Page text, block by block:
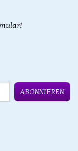
ABONNIEREN